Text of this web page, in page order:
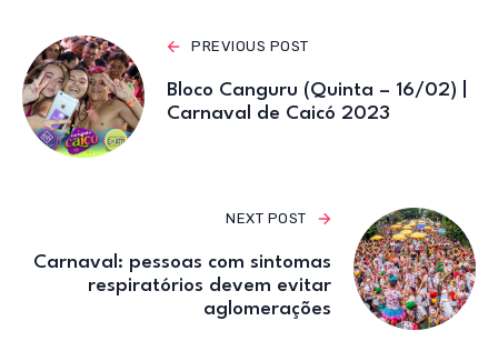
p
p
o
o
k
PREVIOUS POST
Bloco Canguru (Quinta – 16/02) |
Carnaval de Caicó 2023
NEXT POST
Carnaval: pessoas com sintomas
respiratórios devem evitar
aglomerações